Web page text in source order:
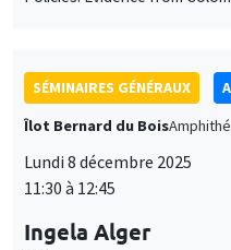
SÉMINAIRES GÉNÉRAUX
Îlot Bernard du Bois
Lundi 8 décembre 2025
11:30 à 12:45
Ingela Alger